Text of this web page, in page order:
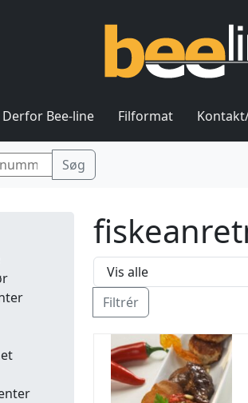
Derfor Bee-line Filformat
Filtrér